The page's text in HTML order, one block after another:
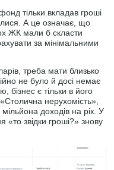
тільки вкладав гроші
А це означає, що
ЖК мали б скласти
за мінімальними
треба мати близько
не було й досі немає
бізнес є тільки в його
нерухомість»,
доходів на рік. У
«то звідки гроші?» знову